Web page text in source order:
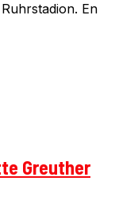
En
Greuther